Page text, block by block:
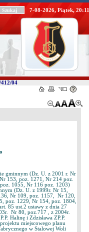
7-08-2026, Piątek, 20:11
04
gminnym (Dz. U. z 2001 r. Nr
153, poz. 1271, Nr 214 poz.
1055, Nr 116 poz. 1203)
(Dz. U. z 1999r. Nr 15,
Nr 109, poz. 1157, Nr 120,
poz. 1229, Nr 154, poz. 1804,
85 ust.2 ustawy z dnia 27
Nr 80, poz.717 , z 2004r.
Halinę i Zdzisława ZP.P.
miejscowego planu
w Stalowej Woli